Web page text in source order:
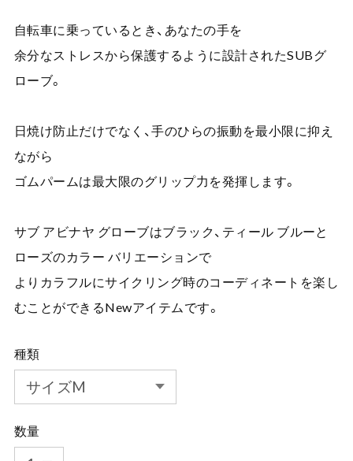
自転車に乗っているとき、あなたの手を
余分なストレスから保護するように設計されたSUBグ
ローブ。
日焼け防止だけでなく、手のひらの振動を最小限に抑え
ながら
ゴムパームは最大限のグリップ力を発揮します。
サブ アビナヤ グローブはブラック、ティール ブルーと
ローズのカラー バリエーションで
よりカラフルにサイクリング時のコーディネートを楽し
むことができるNewアイテムです。
種類
数量